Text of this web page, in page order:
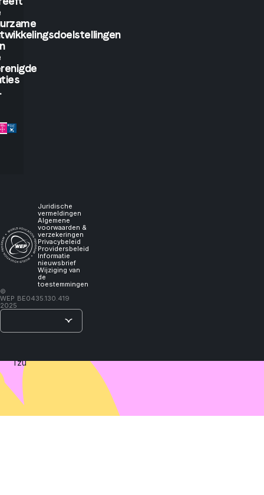
Juridische
vermeldingen
Algemene
voorwaarden &
verzekeringen
Privacybeleid
Providersbeleid
Informatie
nieuwsbrief
Wijziging van
de
toestemmingen
©
WEP
2025
BE0435.130.419
see.
But
if
let
it,
I
will
learn."
Tzu